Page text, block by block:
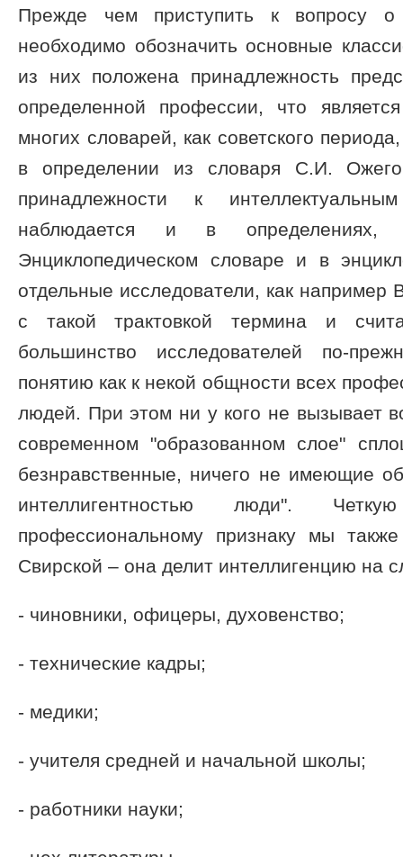
Прежде чем приступить к вопросу о
необходимо обозначить основные
из них положена принадлежность
определенной профессии, что
многих словарей, как советского
в определении из словаря С.И.
принадлежности к
наблюдается и в
Энциклопедическом словаре и в
отдельные исследователи, как
с такой трактовкой термина и
большинство исследователей по-
понятию как к некой общности всех
людей. При этом ни у кого не вызывает
современном "образованном слое"
безнравственные, ничего не имеющие
интеллигентностью люди".
профессиональному признаку мы
Свирской – она делит интеллигенцию на
- чиновники, офицеры, духовенство;
- технические кадры;
- медики;
- учителя средней и начальной школы;
- работники науки;